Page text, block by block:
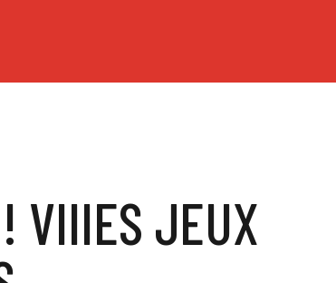
VIIIES JEUX